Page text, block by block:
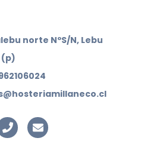
norte NºS/N, Lebu
(p)